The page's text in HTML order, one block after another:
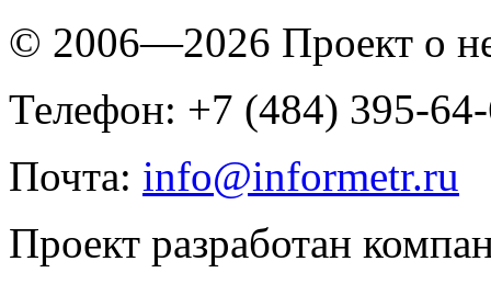
© 2006—2026 Проект о
Телефон: +7 (484) 395-
Почта: info@informetr.ru
Проект разработан